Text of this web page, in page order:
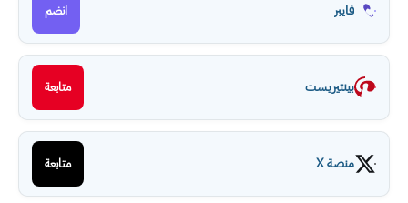
فايبر انضم
بينتيريست متابعة
منصة X متابعة